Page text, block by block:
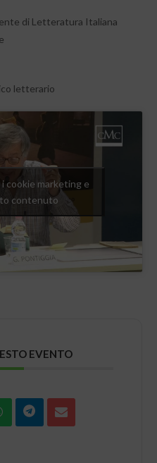
di Letteratura Italiana
letterario
cookie marketing e
contenuto
EVENTO